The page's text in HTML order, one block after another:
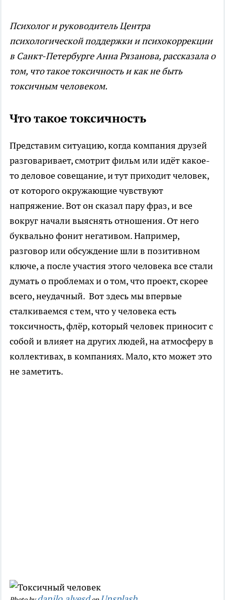
Психолог и руководитель Центра
психологической поддержки и психокоррекции
в Санкт-Петербурге Анна Рязанова, рассказала о
том, что такое токсичность и как не быть
токсичным человеком.
Что такое токсичность
Представим ситуацию, когда компания друзей
разговаривает, смотрит фильм или идёт какое-
то деловое совещание, и тут приходит человек,
от которого окружающие чувствуют
напряжение. Вот он сказал пару фраз, и все
вокруг начали выяснять отношения. От него
буквально фонит негативом. Например,
разговор или обсуждение шли в позитивном
ключе, а после участия этого человека все стали
думать о проблемах и о том, что проект, скорее
всего, неудачный. Вот здесь мы впервые
сталкиваемся с тем, что у человека есть
токсичность, флёр, который человек приносит с
собой и влияет на других людей, на атмосферу в
коллективах, в компаниях. Мало, кто может это
не заметить.